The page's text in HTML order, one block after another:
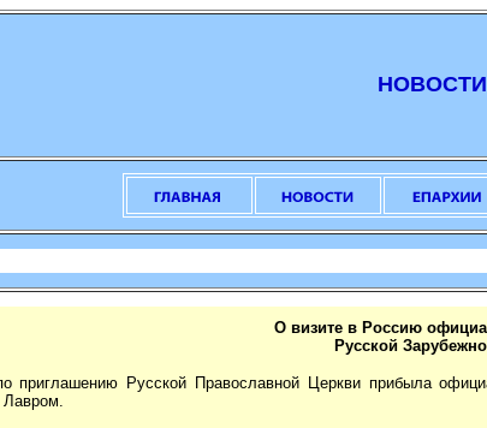
НОВОСТИ
О визите в Россию
Русской
Русской Православной Церкви прибыла
Лавром.